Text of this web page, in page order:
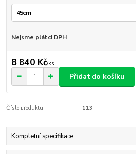
Nejsme plátci DPH
8 840 Kč/ks
Přidat do košíku
Číslo produktu: 113
Kompletní specifikace